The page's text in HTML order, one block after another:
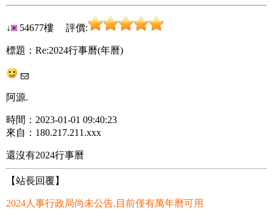
↓ 54677樓 評價:
標題：Re:2024行事曆(年曆)
阿源.
時間：2023-01-01 09:40:23
來自：180.217.211.xxx
還沒有2024行事曆
【站長回覆】
2024人事行政局尚未公告,目前僅有萬年曆可用